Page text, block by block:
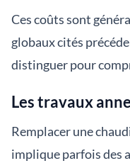
Ces coûts sont
globaux cités
distinguer pour
Les travaux
Remplacer une
implique parfois des